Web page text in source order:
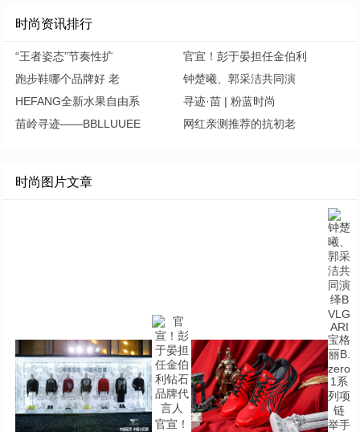
时尚资讯排行
“王者姿态”节奏性扩
官宣！彭于晏担任金伯利
跑步鞋哪个品牌好 老
钟楚曦、郭采洁共同演
HEFANG全新水果自由系
寻迹·苗 | 粉蓝时尚
苗岭寻迹——BBLLUUEE
网红亲测推荐的抗初老
时尚图片文章
官宣！